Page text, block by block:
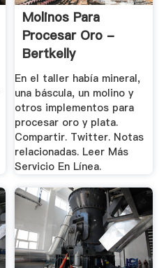
Molinos Para
Procesar Oro -
Bertkelly
En el taller había mineral,
una báscula, un molino y
otros implementos para
procesar oro y plata.
Compartir. Twitter. Notas
relacionadas. Leer Más
Servicio En Línea.